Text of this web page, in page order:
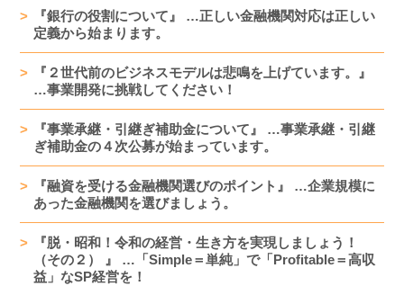
『銀行の役割について』 …正しい金融機関対応は正しい
定義から始まります。
『２世代前のビジネスモデルは悲鳴を上げています。』
…事業開発に挑戦してください！
『事業承継・引継ぎ補助金について』 …事業承継・引継
ぎ補助金の４次公募が始まっています。
『融資を受ける金融機関選びのポイント』 …企業規模に
あった金融機関を選びましょう。
『脱・昭和！令和の経営・生き方を実現しましょう！
（その２） 』 …「Simple＝単純」で「Profitable＝高収
益」なSP経営を！